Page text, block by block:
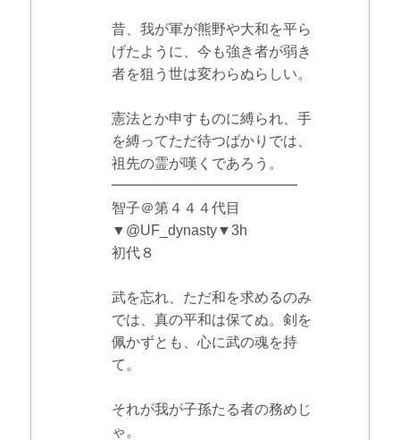
昔、我が軍が熊野や大和を平ら
げたように、今も強き者が弱き
者を狙う世は変わらぬらしい。
憲法とか申すものに縛られ、手
を縛ってただ待つばかりでは、
祖先の霊が嘆くであろう。
━━━━━━━━━━━━━
智子＠第４４４代目
▼@UF_dynasty▼3h
初代８
武を忘れ、ただ和を求めるのみ
では、真の平和は保てぬ。剣を
佩かずとも、心に武の魂を持
て。
それが我が子孫たる者の務めじ
ゃ。